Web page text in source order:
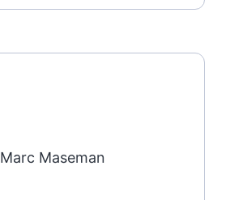
Marc Maseman